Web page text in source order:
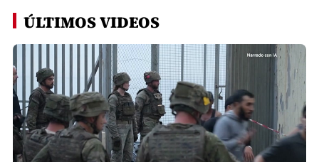
ÚLTIMOS VIDEOS